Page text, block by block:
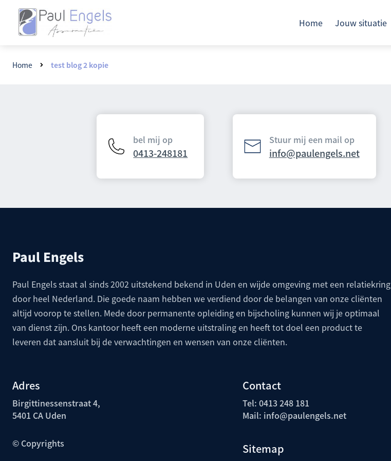
Home Jouw situatie
Home test blog 2 kopie
bel mij op
0413-248181
Stuur mij een mail op
info@paulengels.net
Paul Engels
Paul Engels staat al sinds 2002 uitstekend bekend in Uden en wijde omgeving met een relatiekring
door heel Nederland. Die goede naam hebben we verdiend door de belangen van onze cliënten
altijd voorop te stellen. Mede door permanente opleiding en bijscholing kunnen wij je optimaal
van dienst zijn. Ons kantoor heeft een moderne uitstraling en heeft tot doel een product te
leveren dat aansluit bij de verwachtingen en wensen van onze cliënten.
Adres
Birgittinessenstraat 4,
5401 CA Uden
© Copyrights
Contact
Tel: 0413 248 181
Mail: info@paulengels.net
Sitemap